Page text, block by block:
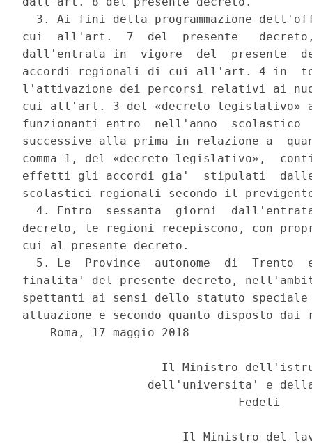
3. Ai fini della programmazione
cui  all'art.  7  del  presente
dall'entrata in  vigore  del  presente
accordi regionali di cui all'art. 4 in
l'attivazione dei percorsi relativi ai
cui all'art. 3 del «decreto legislativo»
funzionanti entro  nell'anno  scolastico
successive alla prima in relazione a
comma 1, del «decreto legislativo»,
effetti gli accordi gia'  stipulati
scolastici regionali secondo il
4. Entro  sessanta  giorni
decreto, le regioni recepiscono, con
cui al presente decreto.
5. Le  Province  autonome  di  Trento
finalita' del presente decreto,
spettanti ai sensi dello statuto
attuazione e secondo quanto disposto
    Roma, 17 maggio 2018
Il Ministro
dell'universita' e
                               Fedeli
Il Ministro del